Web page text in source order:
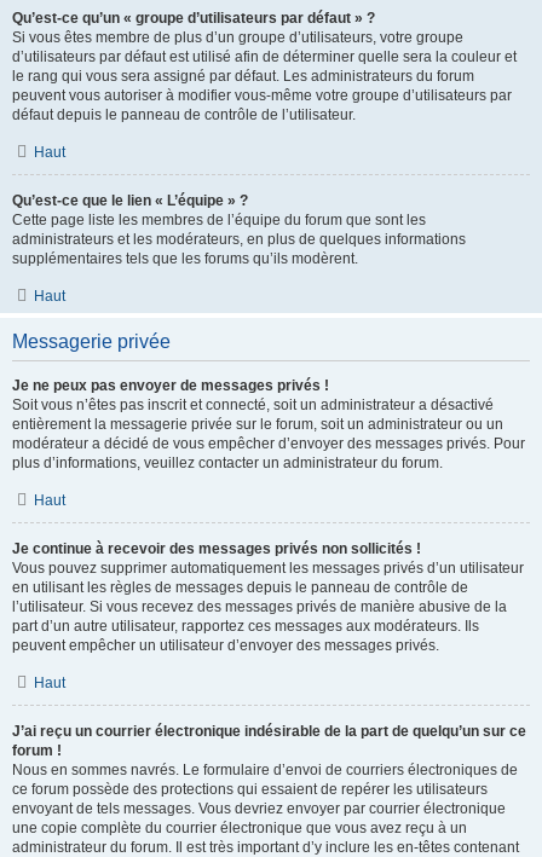
Qu’est-ce qu’un « groupe d’utilisateurs par défaut » ?
Si vous êtes membre de plus d’un groupe d’utilisateurs, votre groupe
d’utilisateurs par défaut est utilisé afin de déterminer quelle sera la couleur et
le rang qui vous sera assigné par défaut. Les administrateurs du forum
peuvent vous autoriser à modifier vous-même votre groupe d’utilisateurs par
défaut depuis le panneau de contrôle de l’utilisateur.
Haut
Qu’est-ce que le lien « L’équipe » ?
Cette page liste les membres de l’équipe du forum que sont les
administrateurs et les modérateurs, en plus de quelques informations
supplémentaires tels que les forums qu’ils modèrent.
Haut
Messagerie privée
Je ne peux pas envoyer de messages privés !
Soit vous n’êtes pas inscrit et connecté, soit un administrateur a désactivé
entièrement la messagerie privée sur le forum, soit un administrateur ou un
modérateur a décidé de vous empêcher d’envoyer des messages privés. Pour
plus d’informations, veuillez contacter un administrateur du forum.
Haut
Je continue à recevoir des messages privés non sollicités !
Vous pouvez supprimer automatiquement les messages privés d’un utilisateur
en utilisant les règles de messages depuis le panneau de contrôle de
l’utilisateur. Si vous recevez des messages privés de manière abusive de la
part d’un autre utilisateur, rapportez ces messages aux modérateurs. Ils
peuvent empêcher un utilisateur d’envoyer des messages privés.
Haut
J’ai reçu un courrier électronique indésirable de la part de quelqu’un sur ce
forum !
Nous en sommes navrés. Le formulaire d’envoi de courriers électroniques de
ce forum possède des protections qui essaient de repérer les utilisateurs
envoyant de tels messages. Vous devriez envoyer par courrier électronique
une copie complète du courrier électronique que vous avez reçu à un
administrateur du forum. Il est très important d’y inclure les en-têtes contenant